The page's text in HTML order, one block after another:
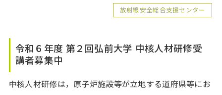
放射線安全総合支援センター
令和６年度 第２回弘前大学 中核人材研修受
講者募集中
中核人材研修は，原子炉施設等が立地する道府県等にお